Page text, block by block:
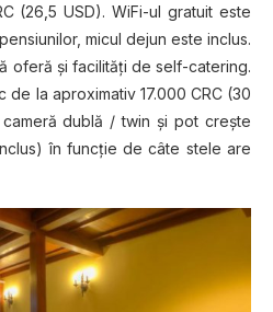
(26,5 USD). WiFi-ul gratuit este
micul dejun este inclus.
oferă şi facilităţi de self-catering.
la aproximativ 17.000 CRC (30
dublă / twin şi pot creşte
în funcţie de câte stele are